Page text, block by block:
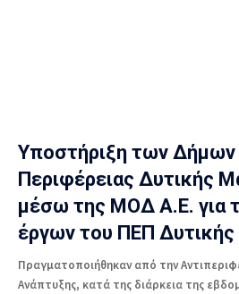
Υποστήριξη των Δήμων
Περιφέρειας Δυτικής
μέσω της ΜΟΔ Α.Ε. για
έργων του ΠΕΠ
Πραγματοποιήθηκαν από την
Ανάπτυξης, κατά της διάρκεια της